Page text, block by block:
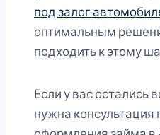
под залог
оптимальным
подходить к этому
Если у вас остались
нужна консультация